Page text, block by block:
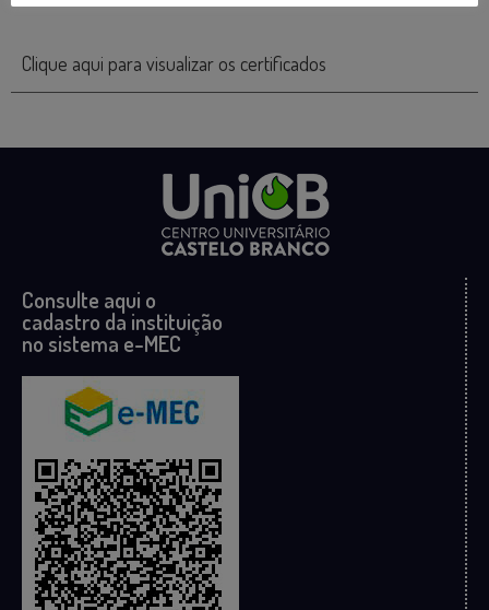
Clique aqui para visualizar os certificados
Consulte aqui o
cadastro da instituição
no sistema e-MEC